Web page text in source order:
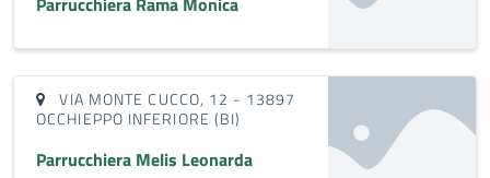
VIA MONTE CUCCO, 12 - 13897
OCCHIEPPO INFERIORE (BI)
Parrucchiera Melis Leonarda